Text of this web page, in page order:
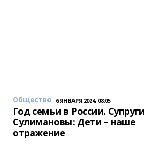
Общество 6 ЯНВАРЯ 2024, 08:05
Год семьи в России. Супруги
Сулимановы: Дети – наше
отражение